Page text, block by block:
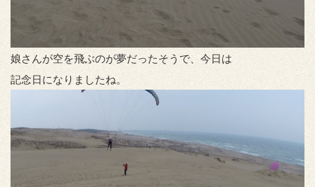
娘さんが空を飛ぶのが夢だったそうで、今日は
記念日になりましたね。